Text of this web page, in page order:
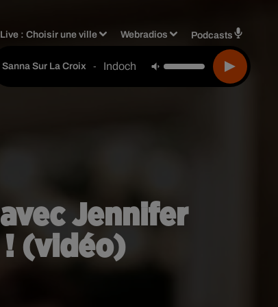
Live :Choisir une ville Webradios Podcasts
Sanna Sur La Croix - Indochine
Jennifer
! (vidéo)